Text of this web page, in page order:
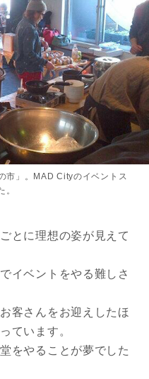
市」。MAD Cityのイベントス
。
とに理想の姿が見えて
イベントをやる難しさ
客さんをお迎えしたほ
ています。
をやることが夢でした